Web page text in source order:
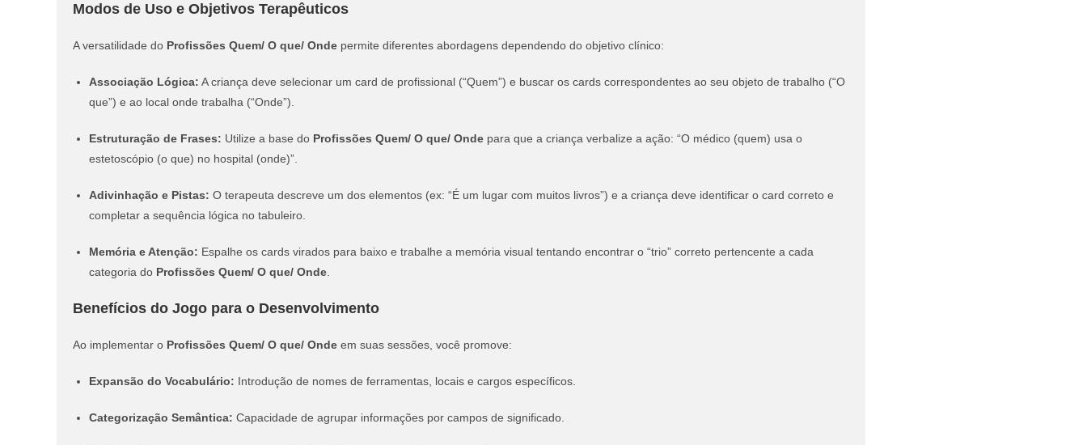
Modos de Uso e Objetivos Terapêuticos
A versatilidade do Profissões Quem/ O que/ Onde permite diferentes abordagens dependendo do objetivo clínico:
Associação Lógica: A criança deve selecionar um card de profissional (“Quem”) e buscar os cards correspondentes ao seu objeto de trabalho (“O
que”) e ao local onde trabalha (“Onde”).
Estruturação de Frases: Utilize a base do Profissões Quem/ O que/ Onde para que a criança verbalize a ação: “O médico (quem) usa o
estetoscópio (o que) no hospital (onde)”.
Adivinhação e Pistas: O terapeuta descreve um dos elementos (ex: “É um lugar com muitos livros”) e a criança deve identificar o card correto e
completar a sequência lógica no tabuleiro.
Memória e Atenção: Espalhe os cards virados para baixo e trabalhe a memória visual tentando encontrar o “trio” correto pertencente a cada
categoria do Profissões Quem/ O que/ Onde
Benefícios do Jogo para o Desenvolvimento
Ao implementar o Profissões Quem/ O que/ Onde em suas sessões, você promove:
Expansão do Vocabulário: Introdução de nomes de ferramentas, locais e cargos específicos.
Categorização Semântica: Capacidade de agrupar informações por campos de significado.